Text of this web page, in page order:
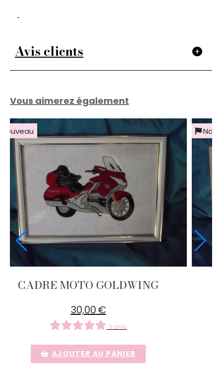
Avis clients
Vous aimerez également
CADRE MOTO
Nouveau